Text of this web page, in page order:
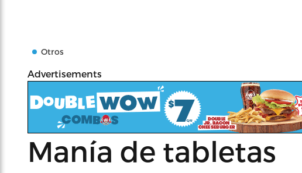
Otros
Advertisements
Manía de tabletas